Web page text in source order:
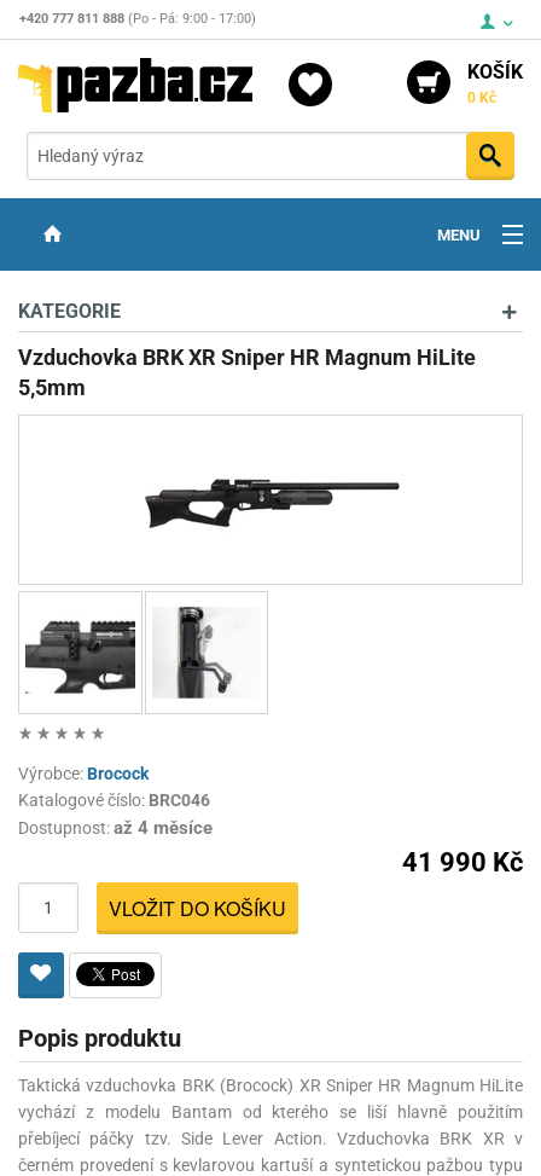
+420 777 811 888 (Po - Pá: 9:00 - 17:00)
KOŠÍK
0 Kč
MENU
STŘELIVO
DETEKTORY KOVŮ
KATEGORIE
Vzduchovka BRK XR Sniper HR Magnum HiLite
5,5mm
Výrobce:Brocock
Katalogové číslo: BRC046
Dostupnost:až 4 měsíce
41 990 Kč
VLOŽIT DO KOŠÍKU
Popis produktu
Taktická vzduchovka BRK (Brocock) XR Sniper HR Magnum HiLite
vychází z modelu Bantam od kterého se liší hlavně použitím
přebíjecí páčky tzv. Side Lever Action. Vzduchovka BRK XR v
černém provedení s kevlarovou kartuší a syntetickou pažbou typu